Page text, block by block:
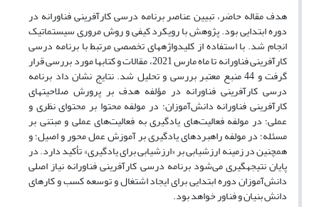
هدف مقاله حاضر، تبیین عناصر برنامه درسی کارآفرینی فناورانه در
دوره ابتدایی بود. پژوهش با رویکرد کیفی و روش مروری سیستماتیک
انجام شد. با استفاده از کلید­واژه­های تخصصی مرتبط با برنامه درسی
کارآفرینی فناورانه تا ماه مارس 2021، مقالات و کتاب­ها مورد بررسی قرار
گرفت و 44 منبع معتبر بررسی و تحلیل شد. نتایج نشان داد برنامه
درسی کارآفرینی فناورانه در مؤلفه هدف بر پرورش صلاحیت­های
کارآفرینی فناورانه دانش‌آموزان؛ در مولفه محتوا بر محتوای نظری و
عملی؛ در مولفه فعالیت‌های یادگیری به فعالیت‌های عملی و مبتنی بر
مسئله؛ در مولفه راهبرد­های یادگیری بر آموزش عمل محور و اصیل؛ و
همچنین در زمینه ارزشیابی بر «ارزشیابی برای یادگیری» تأکید دارد. در
پایان نتیجه­گیری می‌شود برنامه درسی کارآفرینی فناورانه نیاز اصلی
دانش‌آموزان دوره ابتدایی برای ایجاد اشتغال و توسعه کسب و کار­های
دانش بنیان و فناور خواهد بود.